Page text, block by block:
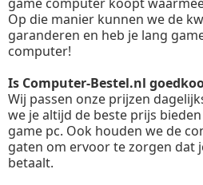
Op die manier kunnen we de
garanderen en heb je lang
computer!
Is Computer-Bestel.nl
Wij passen onze prijzen
we je altijd de beste prijs
game pc. Ook houden we de
gaten om ervoor te zorgen dat
betaalt.